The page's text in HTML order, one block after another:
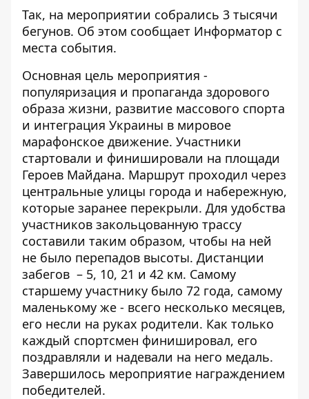
Так, на мероприятии собрались 3 тысячи
бегунов. Об этом сообщает Информатор с
места события.
Основная цель мероприятия -
популяризация и пропаганда здорового
образа жизни, развитие массового спорта
и интеграция Украины в мировое
марафонское движение. Участники
стартовали и финишировали на площади
Героев Майдана. Маршрут проходил через
центральные улицы города и набережную,
которые заранее перекрыли. Для удобства
участников закольцованную трассу
составили таким образом, чтобы на ней
не было перепадов высоты. Дистанции
забегов – 5, 10, 21 и 42 км. Самому
старшему участнику было 72 года, самому
маленькому же - всего несколько месяцев,
его несли на руках родители. Как только
каждый спортсмен финишировал, его
поздравляли и надевали на него медаль.
Завершилось мероприятие награждением
победителей.